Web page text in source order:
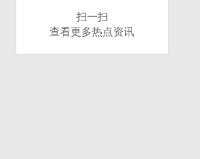
扫一扫
查看更多热点资讯
扫一扫
查看更多热点资讯